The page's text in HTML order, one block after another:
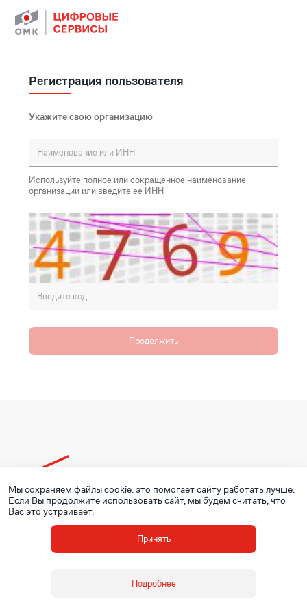
Регистрация пользователя
Укажите свою организацию
Используйте полное или сокращенное наименование
организации или введите ее ИНН
Продолжить
© ОМК, 2020 - 2026
Мы сохраняем файлы cookie: это помогает сайту работать лучше.
Если Вы продолжите использовать сайт, мы будем считать, что
Вас это устраивает.
Принять
Подробнее